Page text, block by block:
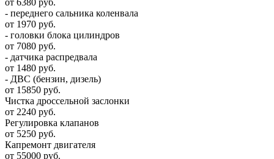
от 6380 руб.
- переднего сальника коленвала
от 1970 руб.
- головки блока цилиндров
от 7080 руб.
- датчика распредвала
от 1480 руб.
- ДВС (бензин, дизель)
от 15850 руб.
Чистка дроссельной заслонки
от 2240 руб.
Регулировка клапанов
от 5250 руб.
Капремонт двигателя
от 55000 руб.